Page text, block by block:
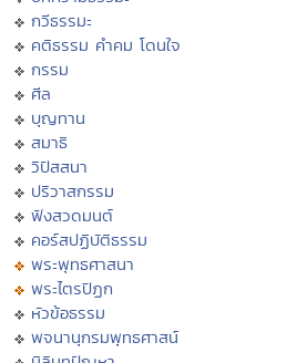
กวีธรรมะ
คติธรรม คำคม โดนใจ
กรรม
ศีล
บุญทาน
สมาธิ
วิปัสสนา
ปริวาสกรรม
ฟังสวดมนต์
คอร์สปฏิบัติธรรม
พระพุทธศาสนา
พระไตรปิฏก
หัวข้อธรรม
พจนานุกรมพุทธศาสน์